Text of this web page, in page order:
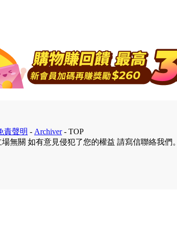
責聲明 - Archiver- TOP
無關 如有意見侵犯了您的權益 請寫信聯絡我們。